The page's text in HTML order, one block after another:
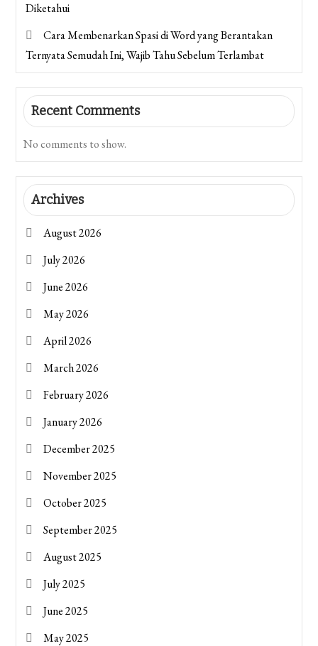
Diketahui
Cara Membenarkan Spasi di Word yang Berantakan
Ternyata Semudah Ini, Wajib Tahu Sebelum Terlambat
Recent Comments
No comments to show.
Archives
August 2026
July 2026
June 2026
May 2026
April 2026
March 2026
February 2026
January 2026
December 2025
November 2025
October 2025
September 2025
August 2025
July 2025
June 2025
May 2025